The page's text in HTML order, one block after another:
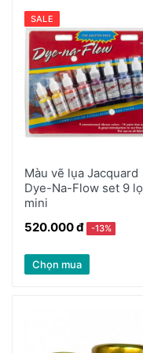
SALE
Màu vẽ lụa Jacquard
Dye-Na-Flow set 9 lọ
mini
520.000 đ
-13%
Chọn mua